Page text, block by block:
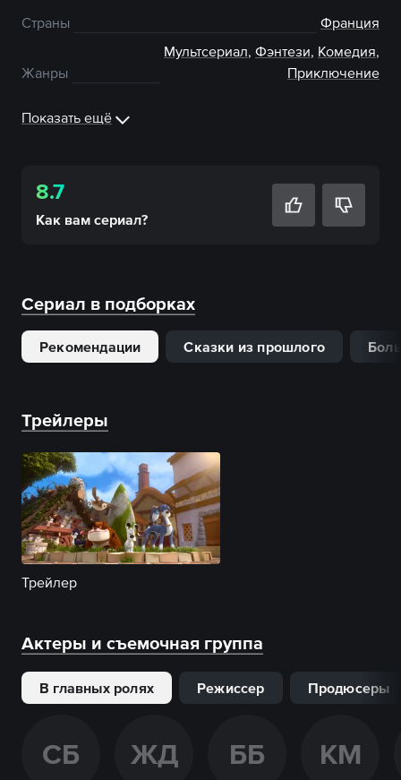
Страны Франция
Жанры
Мультсериал, Фэнтези, Комедия,
Приключение
Показать ещё
8.7
Как вам сериал?
Сериал в подборках
Рекомендации Сказки из прошлого
Трейлеры
Трейлер
Актеры и съемочная группа
В главных ролях Режиссер Продюсеры
СБ ЖД ББ КМ